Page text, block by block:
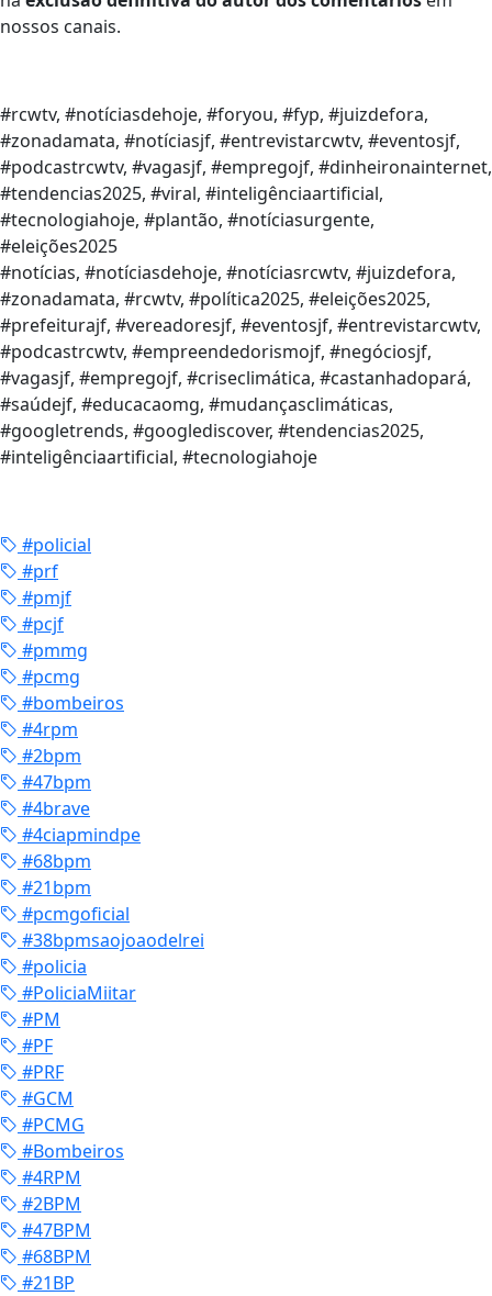
nossos canais.
#rcwtv, #notíciasdehoje, #foryou, #fyp, #juizdefora,
#zonadamata, #notíciasjf, #entrevistarcwtv, #eventosjf,
#podcastrcwtv, #vagasjf, #empregojf, #dinheironainternet,
#tendencias2025, #viral, #inteligênciaartificial,
#tecnologiahoje, #plantão, #notíciasurgente,
#eleições2025
#notícias, #notíciasdehoje, #notíciasrcwtv, #juizdefora,
#zonadamata, #rcwtv, #política2025, #eleições2025,
#prefeiturajf, #vereadoresjf, #eventosjf, #entrevistarcwtv,
#podcastrcwtv, #empreendedorismojf, #negóciosjf,
#vagasjf, #empregojf, #criseclimática, #castanhadopará,
#saúdejf, #educacaomg, #mudançasclimáticas,
#googletrends, #googlediscover, #tendencias2025,
#inteligênciaartificial, #tecnologiahoje
#policial
#prf
#pmjf
#pcjf
#pmmg
#pcmg
#bombeiros
#4rpm
#2bpm
#47bpm
#4brave
#4ciapmindpe
#68bpm
#21bpm
#pcmgoficial
#38bpmsaojoaodelrei
#policia
#PoliciaMiitar
#PM
#PF
#PRF
#GCM
#PCMG
#Bombeiros
#4RPM
#2BPM
#47BPM
#68BPM
#21BP